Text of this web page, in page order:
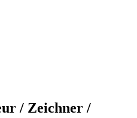
/ Zeichner /